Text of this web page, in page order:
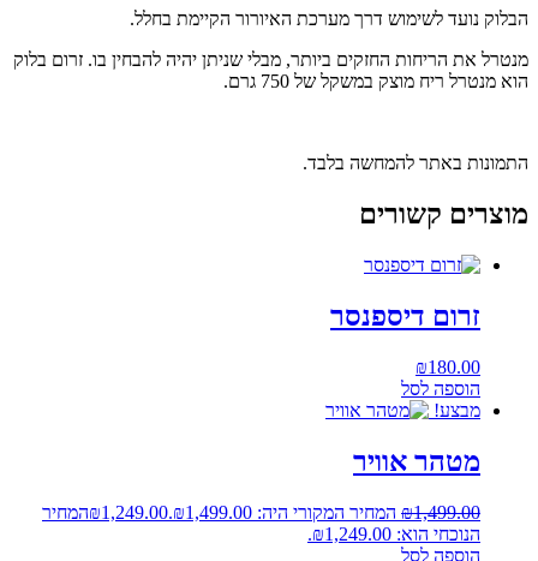
הבלוק נועד לשימוש דרך מערכת האיורור הקיימת בחלל.
מנטרל את הריחות החזקים ביותר, מבלי שניתן יהיה להבחין בו. זרום בלוק
הוא מנטרל ריח מוצק במשקל של 750 גרם.
התמונות באתר להמחשה בלבד.
מוצרים קשורים
זרום דיספנסר
₪180.00
הוספה לסל
מבצע!
מטהר אוויר
₪1,499.00 המחיר המקורי היה: ₪1,499.00. ₪1,249.00
המחיר
הנוכחי הוא: ₪1,249.00.
הוספה לסל